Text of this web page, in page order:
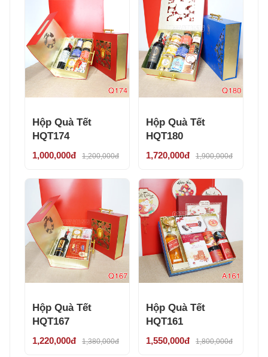
Hộp Quà Tết
HQT174
1,000,000đ 1,200,000đ
Hộp Quà Tết
HQT180
1,720,000đ 1,900,000đ
Hộp Quà Tết
HQT167
1,220,000đ 1,380,000đ
Hộp Quà Tết
HQT161
1,550,000đ 1,800,000đ